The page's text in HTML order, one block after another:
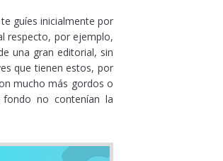
guíes inicialmente por
respecto, por ejemplo,
una gran editorial, sin
que tienen estos, por
mucho más gordos o
no contenían la